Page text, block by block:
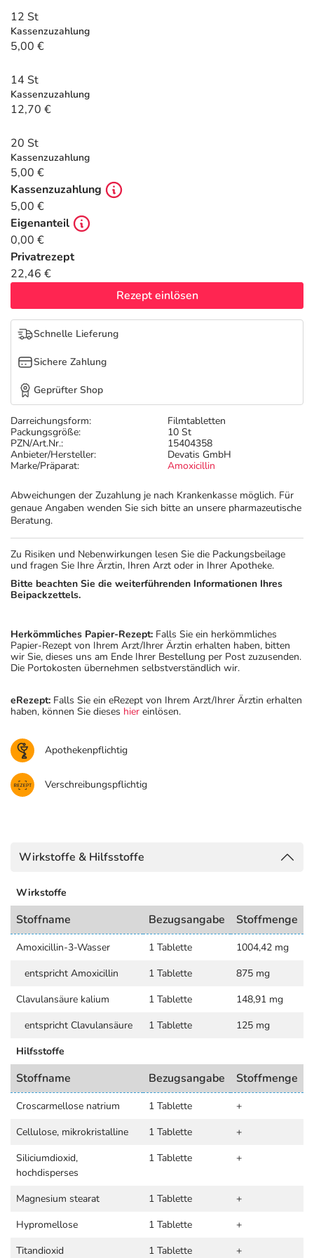
Tierapotheke
Vitamine & Mineralstoffe
Salus Deals
Darreichungsform:
Filmtabletten
Packungsgröße:
10 St
PZN/Art.Nr.:
15404358
Anbieter/Hersteller:
Devatis GmbH
Marke/Präparat:
Amoxicillin
Abweichungen der Zuzahlung je nach Krankenkasse möglich. Für
genaue Angaben wenden Sie sich bitte an unsere pharmazeutische
Beratung.
12 St
Kassenzuzahlung
5,00 €
14 St
Kassenzuzahlung
12,70 €
20 St
Kassenzuzahlung
5,00 €
Kassenzuzahlung
5,00 €
Eigenanteil
0,00 €
Privatrezept
22,46 €
Rezept einlösen
Schnelle Lieferung
Sichere Zahlung
Geprüfter Shop
Zu Risiken und Nebenwirkungen lesen Sie die Packungsbeilage
und fragen Sie Ihre Ärztin, Ihren Arzt oder in Ihrer Apotheke.
Bitte beachten Sie die weiterführenden Informationen Ihres
Beipackzettels.
Herkömmliches Papier-Rezept: Falls Sie ein herkömmliches
Papier-Rezept von Ihrem Arzt/Ihrer Ärztin erhalten haben, bitten
wir Sie, dieses uns am Ende Ihrer Bestellung per Post zuzusenden.
Die Portokosten übernehmen selbstverständlich wir.
eRezept: Falls Sie ein eRezept von Ihrem Arzt/Ihrer Ärztin erhalten
haben, können Sie dieses hier einlösen.
Apothekenpflichtig
Verschreibungspflichtig
Wirkstoffe & Hilfsstoffe
Wirkstoffe
Stoffname Bezugsangabe Stoffmenge
Amoxicillin-3-Wasser 1 Tablette
1004,42 mg
entspricht Amoxicillin
1 Tablette
875 mg
Clavulansäure kalium
1 Tablette
148,91 mg
entspricht Clavulansäure
1 Tablette
125 mg
Hilfsstoffe
Stoffname Bezugsangabe Stoffmenge
Croscarmellose natrium 1 Tablette
+
Cellulose, mikrokristalline
1 Tablette
+
Siliciumdioxid,
hochdisperses
1 Tablette +
Magnesium stearat 1 Tablette
+
Hypromellose
1 Tablette
+
Titandioxid
1 Tablette +